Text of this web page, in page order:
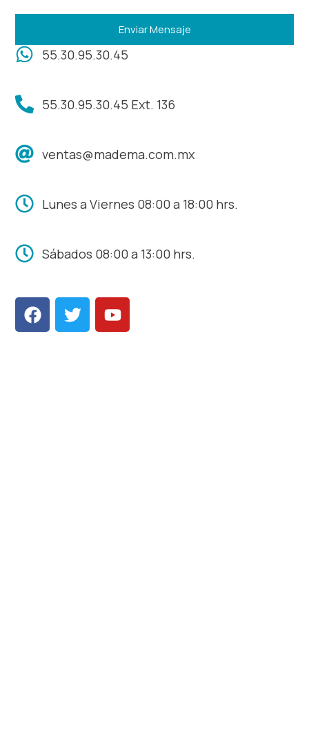
55.30.95.30.45
55.30.95.30.45 Ext. 136
ventas@madema.com.mx
Lunes a Viernes 08:00 a 18:00 hrs.
Sábados 08:00 a 13:00 hrs.
c
e
b
i
t
t
u
t
u
Enviar Mensaje